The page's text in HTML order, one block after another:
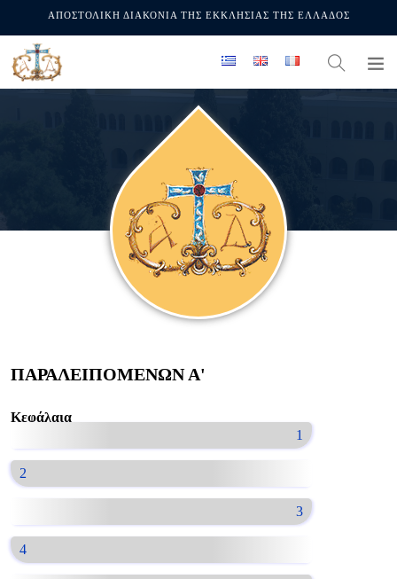
ΑΠΟΣΤΟΛΙΚΗ ΔΙΑΚΟΝΙΑ ΤΗΣ ΕΚΚΛΗΣΙΑΣ ΤΗΣ ΕΛΛΑΔΟΣ
ΠΑΡΑΛΕΙΠΟΜΕΝΩΝ Α'
Κεφάλαια
1
2
3
4